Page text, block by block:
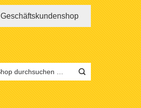
Geschäftskundenshop